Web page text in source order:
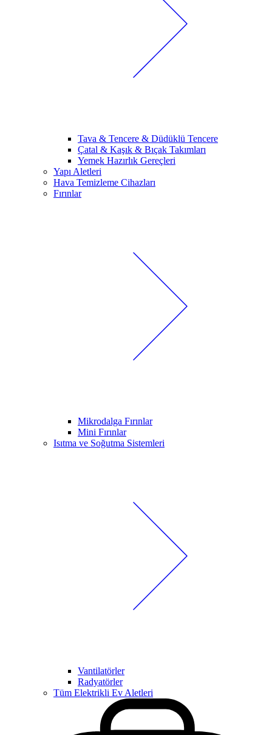
Tava & Tencere & Düdüklü Tencere
Çatal & Kaşık & Bıçak Takımları
Yemek Hazırlık Gereçleri
Yapı Aletleri
Hava Temizleme Cihazları
Fırınlar
Mikrodalga Fırınlar
Mini Fırınlar
Isıtma ve Soğutma Sistemleri
Vantilatörler
Radyatörler
Tüm Elektrikli Ev Aletleri